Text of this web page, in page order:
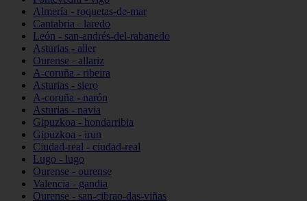
Almería - roquetas-de-mar
Cantabria - laredo
León - san-andrés-del-rabanedo
Asturias - aller
Ourense - allariz
A-coruña - ribeira
Asturias - siero
A-coruña - narón
Asturias - navia
Gipuzkoa - hondarribia
Gipuzkoa - irun
Ciudad-real - ciudad-real
Lugo - lugo
Ourense - ourense
Valencia - gandia
Ourense - san-cibrao-das-viñas